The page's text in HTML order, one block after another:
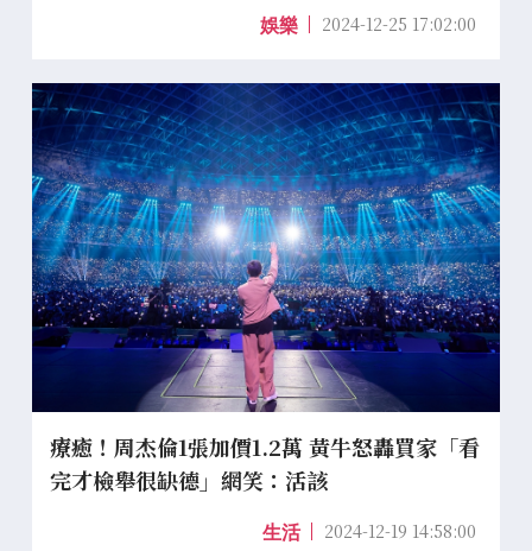
娛樂 2024-12-25 17:02:00
療癒！周杰倫1張加價1.2萬 黃牛怒轟買家「看
完才檢舉很缺德」網笑：活該
生活 2024-12-19 14:58:00